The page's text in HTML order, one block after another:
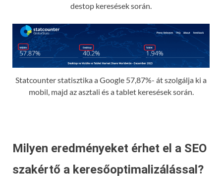
destop keresések során.
Statcounter statisztika a Google 57,87%- át szolgálja ki a
mobil, majd az asztali és a tablet keresések során.
Milyen eredményeket érhet el a SEO
szakértő a keresőoptimalizálással?